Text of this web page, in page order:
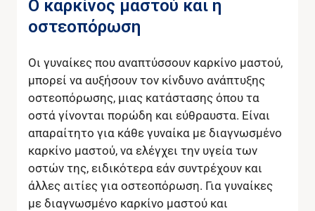
Ο καρκίνος μαστού και η
οστεοπόρωση
Οι γυναίκες που αναπτύσσουν καρκίνο μαστού,
μπορεί να αυξήσουν τον κίνδυνο ανάπτυξης
οστεοπόρωσης, μιας κατάστασης όπου τα
οστά γίνονται πορώδη και εύθραυστα. Είναι
απαραίτητο για κάθε γυναίκα με διαγνωσμένο
καρκίνο μαστού, να ελέγχει την υγεία των
οστών της, ειδικότερα εάν συντρέχουν και
άλλες αιτίες για οστεοπόρωση. Για γυναίκες
με διαγνωσμένο καρκίνο μαστού και